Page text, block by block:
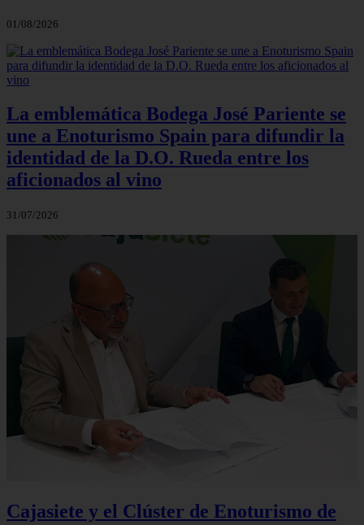
01/08/2026
La emblemática Bodega José Pariente se
une a Enoturismo Spain para difundir la
identidad de la D.O. Rueda entre los
aficionados al vino
31/07/2026
Cajasiete y el Clúster de Enoturismo de